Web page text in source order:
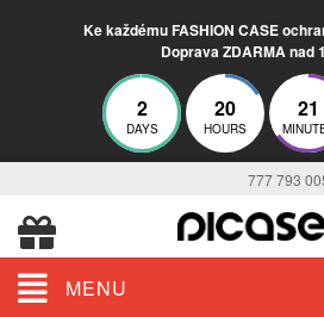
Ke každému FASHION CASE
Doprava ZDARMA nad
2
DAYS
20
HOURS
21
777 793
MENU